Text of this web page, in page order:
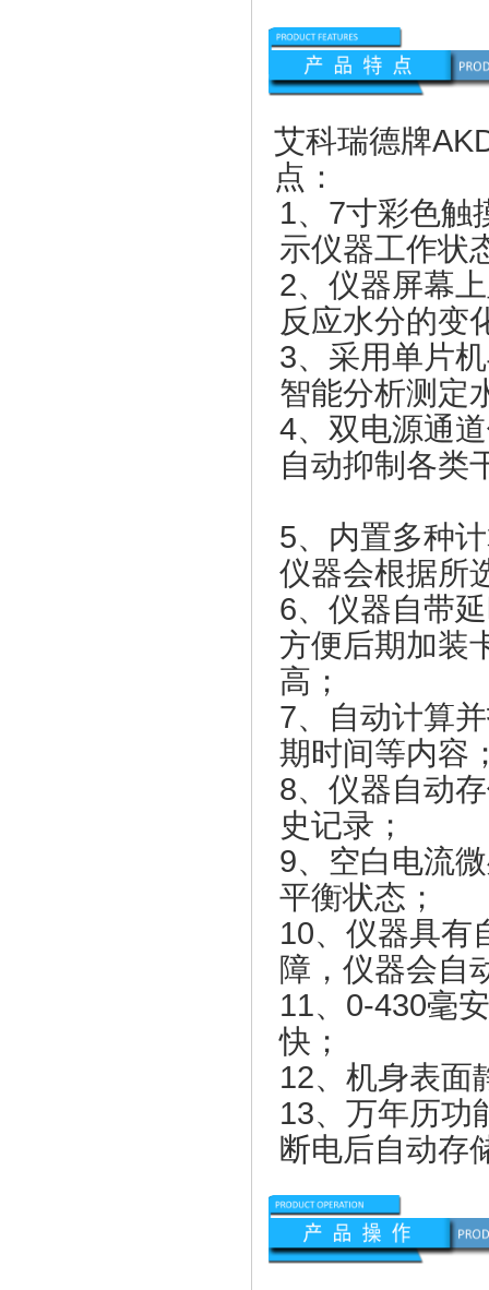
艾科瑞德牌
点：
1、7寸彩色触
示仪器工作状
2、仪器屏幕
反应水分的变
3、采用单片
智能分析测定
4、双电源通
自动抑制各
5、内置多种
仪器会根据所
6、仪器自带
方便后期加装
高；
7、自动计算
期时间等内容
8、仪器自动
史记录；
9、空白电流
平衡状态；
10、仪器具有
障，仪器会自
11、0-430毫
快；
12、机身表面
13、万年历功
断电后自动存